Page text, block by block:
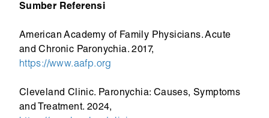
Sumber Referensi
American Academy of Family Physicians. Acute
and Chronic Paronychia. 2017,
https://www.aafp.org
Cleveland Clinic. Paronychia: Causes, Symptoms
and Treatment. 2024,